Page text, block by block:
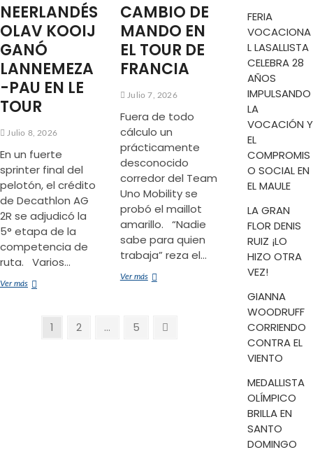
NEERLANDÉS
OLAV KOOIJ
GANÓ
LANNEMEZA
-PAU EN LE
TOUR
Julio 8, 2026
En un fuerte
sprinter final del
pelotón, el crédito
de Decathlon AG
2R se adjudicó la
5° etapa de la
competencia de
ruta. Varios…
Ver másNEERLANDÉS
LANNEMEZA-
CAMBIO DE
MANDO EN
EL TOUR DE
FRANCIA
Julio 7, 2026
Fuera de todo
cálculo un
prácticamente
desconocido
corredor del Team
Uno Mobility se
probó el maillot
amarillo. “Nadie
sabe para quien
trabaja” reza el…
Ver másCAMBIO
Paginación
Página
1 Página
2 … Página
5
FERIA
VOCACIONA
L LASALLISTA
CELEBRA 28
AÑOS
IMPULSANDO
LA
VOCACIÓN Y
EL
COMPROMIS
O SOCIAL EN
EL MAULE
LA GRAN
FLOR DENIS
RUIZ ¡LO
HIZO OTRA
VEZ!
GIANNA
WOODRUFF
CORRIENDO
CONTRA EL
VIENTO
MEDALLISTA
OLÍMPICO
BRILLA EN
SANTO
DOMINGO